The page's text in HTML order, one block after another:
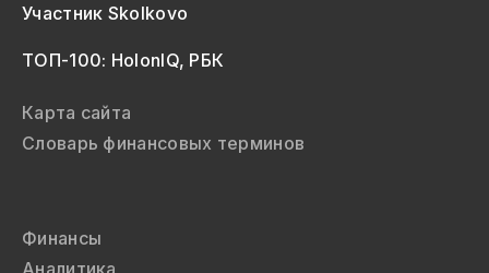
Участник Skolkovo
ТОП-100: HolonIQ, РБК
Карта сайта
Словарь финансовых терминов
Финансы
Аналитика